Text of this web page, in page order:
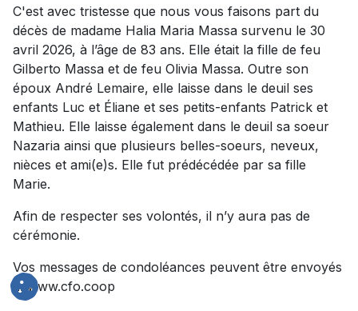
C'est avec tristesse que nous vous faisons part du
décès de madame Halia Maria Massa survenu le 30
avril 2026, à l’âge de 83 ans. Elle était la fille de feu
Gilberto Massa et de feu Olivia Massa. Outre son
époux André Lemaire, elle laisse dans le deuil ses
enfants Luc et Éliane et ses petits-enfants Patrick et
Mathieu. Elle laisse également dans le deuil sa soeur
Nazaria ainsi que plusieurs belles-soeurs, neveux,
nièces et ami(e)s. Elle fut prédécédée par sa fille
Marie.
Afin de respecter ses volontés, il n’y aura pas de
cérémonie.
Vos messages de condoléances peuvent être envoyés
à: www.cfo.coop